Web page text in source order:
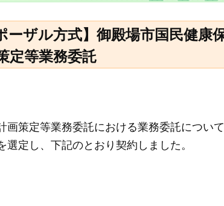
ーザル方式】御殿場市国民健康
定等業務委託
画策定等業務委託における業務委託につい
定し、下記のとおり契約しました。